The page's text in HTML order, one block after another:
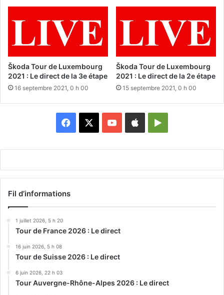
Škoda Tour de Luxembourg
2021 : Le direct de la 3e étape
16 septembre 2021, 0 h 00
Škoda Tour de Luxembourg
2021 : Le direct de la 2e étape
15 septembre 2021, 0 h 00
Facebook YouTubeAppleGoogle
Fil d’informations
1 juillet 2026, 5 h 20
Tour de France 2026 : Le direct
16 juin 2026, 5 h 08
Tour de Suisse 2026 : Le direct
6 juin 2026, 22 h 03
Tour Auvergne-Rhône-Alpes 2026 : Le direct